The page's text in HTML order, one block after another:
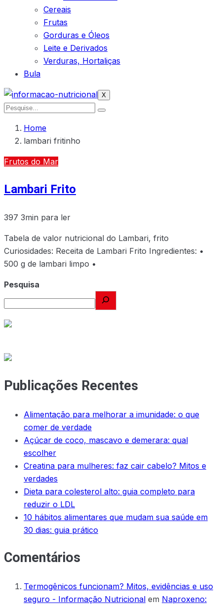
Cereais
Frutas
Gorduras e Óleos
Leite e Derivados
Verduras, Hortaliças
Bula
X
Home
lambari fritinho
Frutos do Mar
Lambari Frito
397 3min para ler
Tabela de valor nutricional do Lambari, frito
Curiosidades: Receita de Lambari Frito Ingredientes: •
500 g de lambari limpo •
Pesquisa
Publicações Recentes
Alimentação para melhorar a imunidade: o que
comer de verdade
Açúcar de coco, mascavo e demerara: qual
escolher
Creatina para mulheres: faz cair cabelo? Mitos e
verdades
Dieta para colesterol alto: guia completo para
reduzir o LDL
10 hábitos alimentares que mudam sua saúde em
30 dias: guia prático
Comentários
Termogênicos funcionam? Mitos, evidências e uso
seguro - Informação Nutricional em Naproxeno: